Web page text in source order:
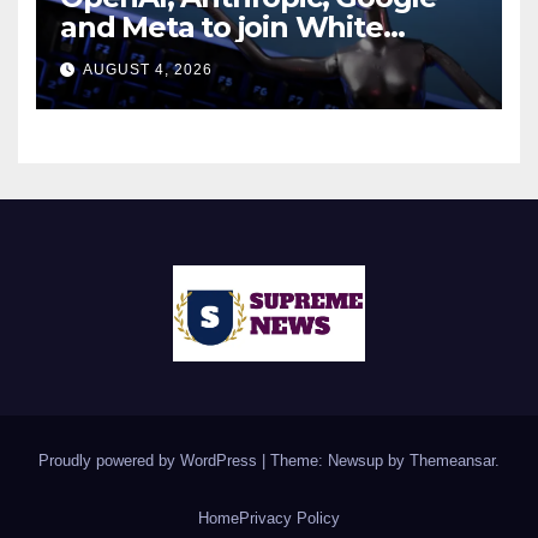
and Meta to join White
House AI security meeting
AUGUST 4, 2026
Proudly powered by WordPress | Theme: Newsup by Themeansar.
HomePrivacy Policy